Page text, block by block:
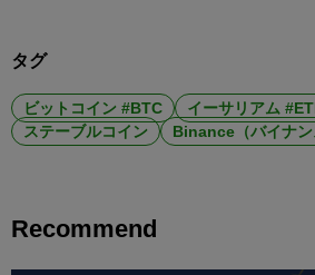
タグ
ビットコイン #BTC イーサリアム
ステーブルコイン
Binance（バイナン
Recommend